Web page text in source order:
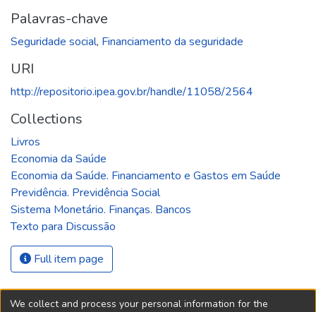
Palavras-chave
Seguridade social, Financiamento da seguridade
URI
http://repositorio.ipea.gov.br/handle/11058/2564
Collections
Livros
Economia da Saúde
Economia da Saúde. Financiamento e Gastos em Saúde
Previdência. Previdência Social
Sistema Monetário. Finanças. Bancos
Texto para Discussão
Full item page
We collect and process your personal information for the